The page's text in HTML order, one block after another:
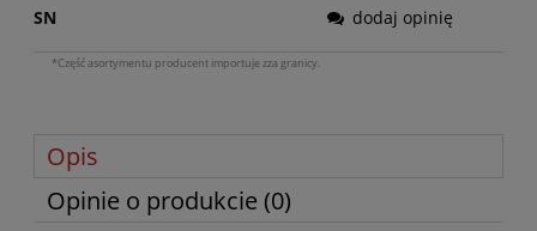
SN
dodaj opinię
*Część asortymentu producent importuje zza granicy.
Opis
Opinie o produkcie (0)